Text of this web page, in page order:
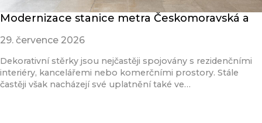
Modernizace stanice metra Českomoravská a
29. července 2026
Dekorativní stěrky jsou nejčastěji spojovány s rezidenčními
interiéry, kancelářemi nebo komerčními prostory. Stále
častěji však nacházejí své uplatnění také ve…